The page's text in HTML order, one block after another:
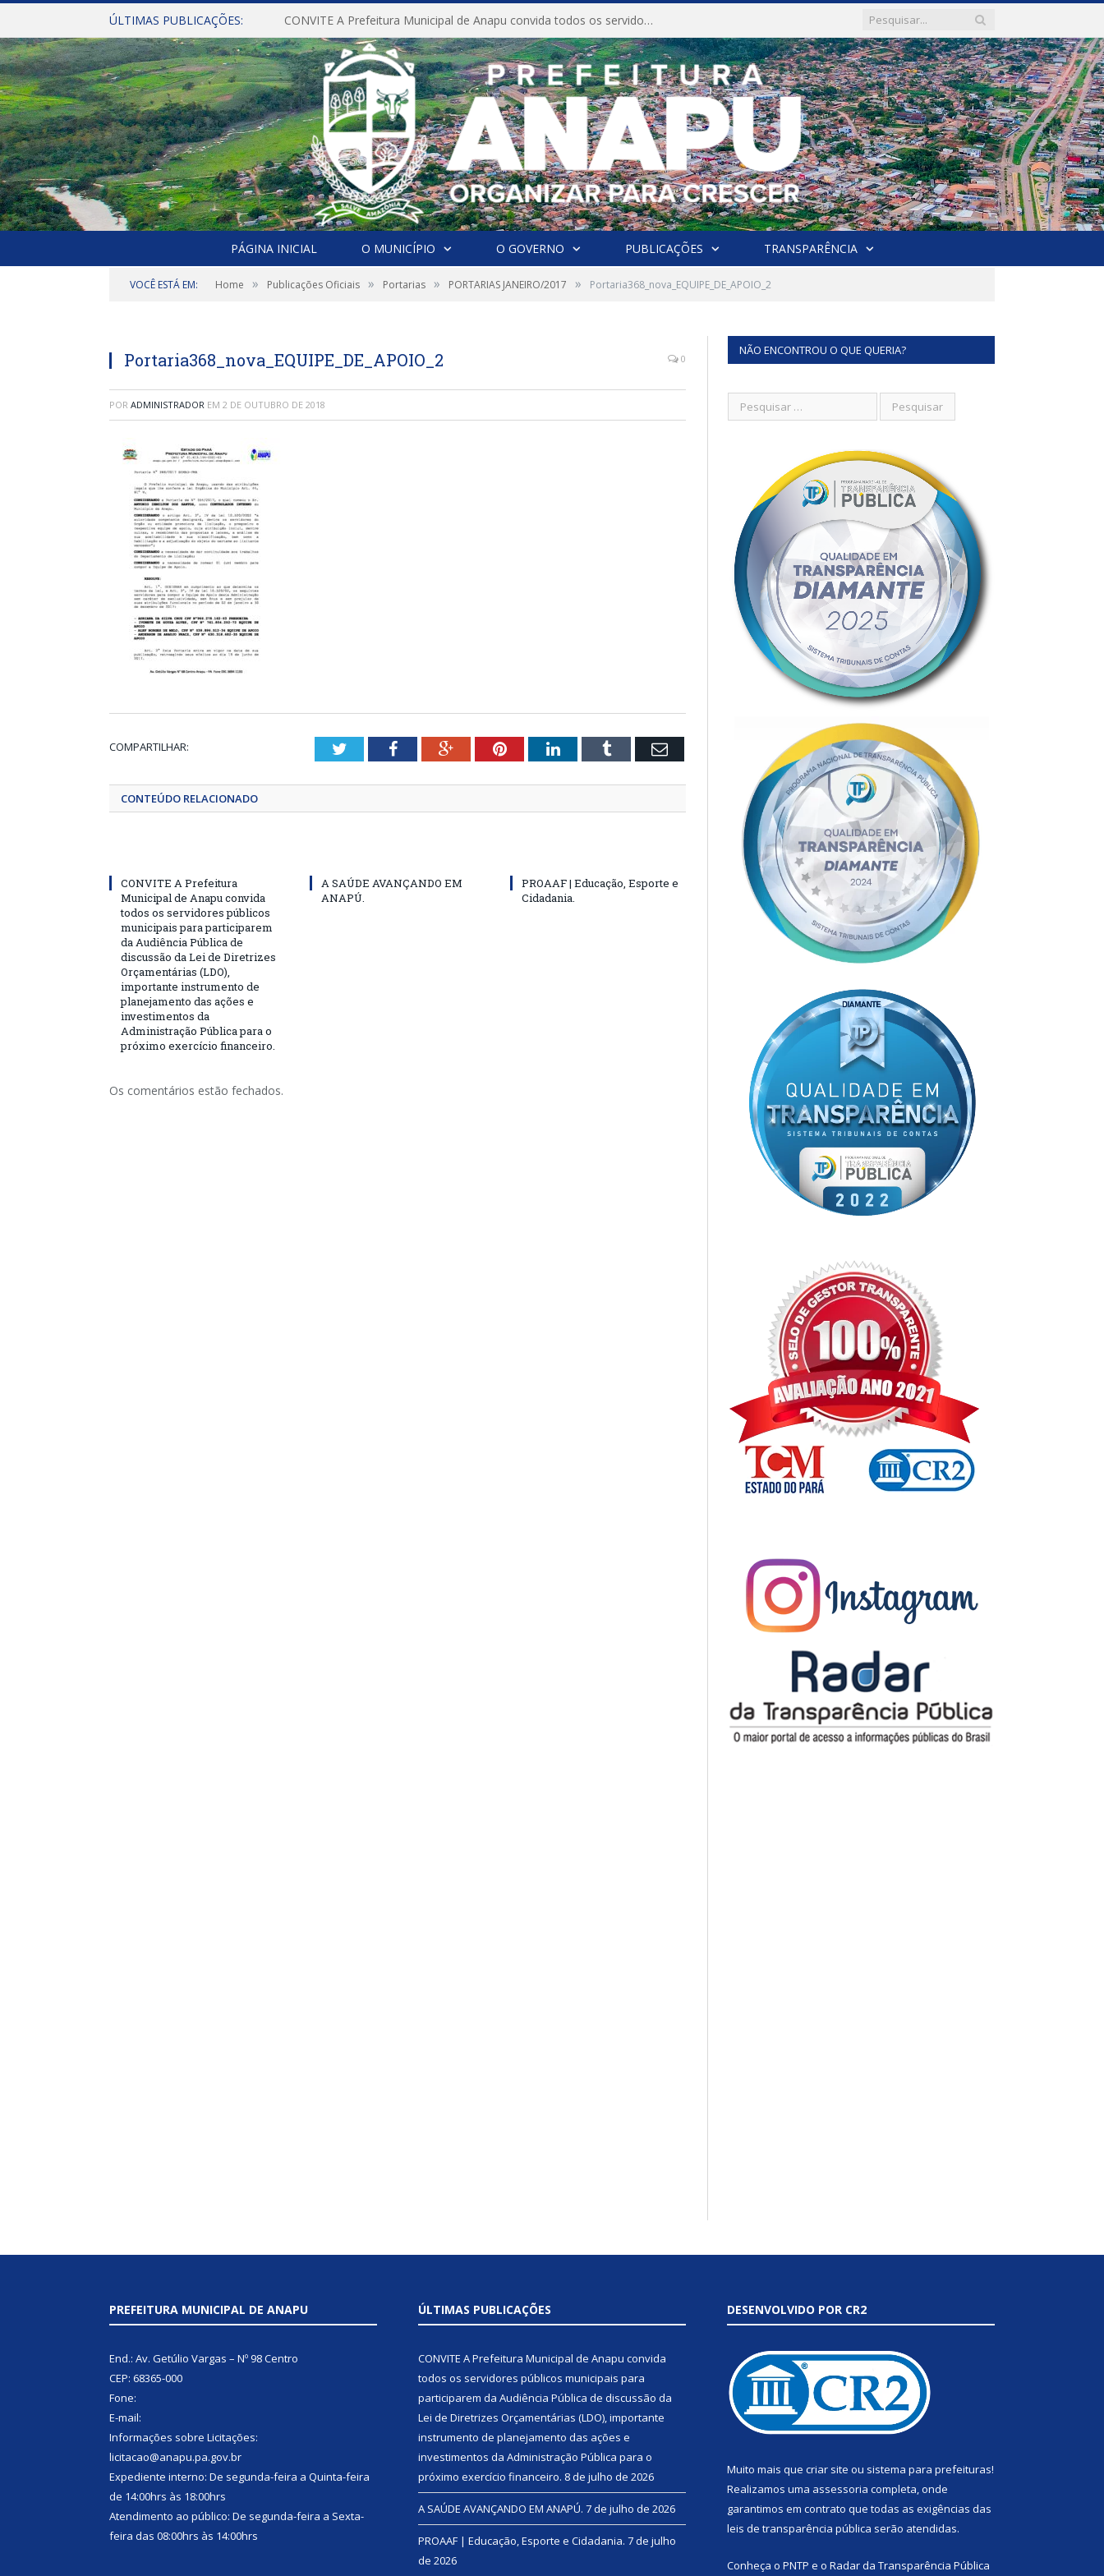
ÚLTIMAS PUBLICAÇÕES: CONVITE A Prefeitura Municipal de Anapu convida todos os servidores públicos municipais para participarem da Audiência Pública de discussão da Lei de Diretrizes Orçamentárias (LDO), importante instrumento de planejamento das ações e investimentos da Administração Pública para o próximo exercício financeiro.
PÁGINA INICIAL O MUNICÍPIO O GOVERNO PUBLICAÇÕES TRANSPARÊNCIA
VOCÊ ESTÁ EM: Home » Publicações Oficiais » Portarias » PORTARIAS JANEIRO/2017 » Portaria368_nova_EQUIPE_DE_APOIO_2
Portaria368_nova_EQUIPE_DE_APOIO_2 0
POR ADMINISTRADOR EM 2 DE OUTUBRO DE 2018
COMPARTILHAR: TwitterFacebookGoogle+PinterestLinkedInTumblr Email
CONTEÚDO RELACIONADO
CONVITE A Prefeitura
Municipal de Anapu convida
todos os servidores públicos
municipais para participarem
da Audiência Pública de
discussão da Lei de Diretrizes
Orçamentárias (LDO),
importante instrumento de
planejamento das ações e
investimentos da
Administração Pública para o
próximo exercício financeiro.
A SAÚDE AVANÇANDO EM
ANAPÚ.
PROAAF | Educação, Esporte e
Cidadania.
Os comentários estão fechados.
NÃO ENCONTROU O QUE QUERIA?
PREFEITURA MUNICIPAL DE ANAPU
End.: Av. Getúlio Vargas – Nº 98 Centro
CEP: 68365-000
Fone:
E-mail:
Informações sobre Licitações:
licitacao@anapu.pa.gov.br
Expediente interno: De segunda-feira a Quinta-feira
de 14:00hrs às 18:00hrs
Atendimento ao público: De segunda-feira a Sexta-
feira das 08:00hrs às 14:00hrs
ÚLTIMAS PUBLICAÇÕES
CONVITE A Prefeitura Municipal de Anapu convida
todos os servidores públicos municipais para
participarem da Audiência Pública de discussão da
Lei de Diretrizes Orçamentárias (LDO), importante
instrumento de planejamento das ações e
investimentos da Administração Pública para o
próximo exercício financeiro. 8 de julho de 2026
A SAÚDE AVANÇANDO EM ANAPÚ. 7 de julho de 2026
PROAAF | Educação, Esporte e Cidadania. 7 de julho
de 2026
DESENVOLVIDO POR CR2
Muito mais que criar site ou sistema para prefeituras!
Realizamos uma assessoria completa, onde
garantimos em contrato que todas as exigências das
leis de transparência pública serão atendidas.
Conheça o PNTP e o Radar da Transparência Pública